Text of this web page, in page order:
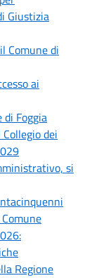
Giustizia
Comune di
ai
di Foggia
dei
si
Regione